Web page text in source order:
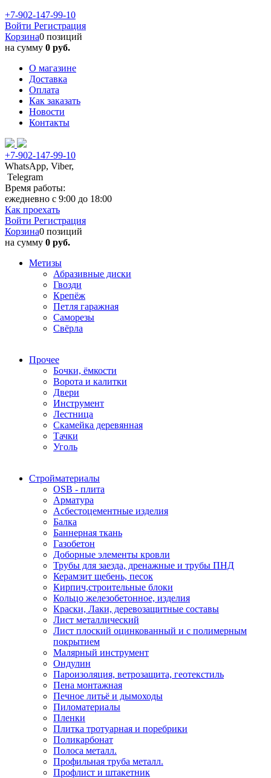
+7-902-147-99-10
Войти Регистрация
Корзина0 позиций
на сумму 0 руб.
О магазине
Доставка
Оплата
Как заказать
Новости
Контакты
+7-902-147-99-10
WhatsApp, Viber,
Telegram
Время работы:
ежедневно с 9:00 до 18:00
Как проехать
Войти Регистрация
Корзина0 позиций
на сумму 0 руб.
Метизы
Абразивные диски
Гвозди
Крепёж
Петля гаражная
Саморезы
Свёрла
Прочее
Бочки, ёмкости
Ворота и калитки
Двери
Инструмент
Лестница
Скамейка деревянная
Тачки
Уголь
Стройматериалы
OSB - плита
Арматура
Асбестоцементные изделия
Балка
Баннерная ткань
Газобетон
Доборные элементы кровли
Трубы для заезда, дренажные и трубы ПНД
Керамзит щебень, песок
Кирпич,строительные блоки
Кольцо железобетонное, изделия
Краски, Лаки, деревозащитные составы
Лист металлический
Лист плоский оцинкованный и с полимерным
покрытием
Малярный инструмент
Ондулин
Пароизоляция, ветрозащита, геотекстиль
Пена монтажная
Печное литьё и дымоходы
Пиломатериалы
Пленки
Плитка тротуарная и поребрики
Поликарбонат
Полоса металл.
Профильная труба металл.
Профлист и штакетник